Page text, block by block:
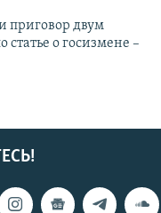
приговор двум
статье о госизмене –